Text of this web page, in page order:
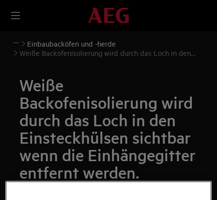
Einbaubacköfen und -herde
Weiße Backofenisolierung wird durch das Loch in den
Weiße
Backofenisolierung wird
durch das Loch in den
Einsteckhülsen sichtbar
wenn die Einhängegitter
entfernt werden.